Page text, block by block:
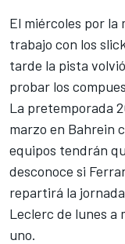
El miércoles por la
trabajo con los
tarde la pista
probar los
La pretemporada
marzo en Bahrein
equipos tendrán
desconoce si
repartirá la
Leclerc de lunes a
uno.